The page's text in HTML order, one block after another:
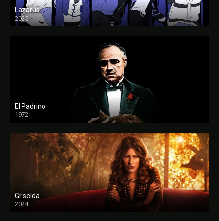
Lazarus
2025
El Padrino
1972
FULL HD
Griselda
2024